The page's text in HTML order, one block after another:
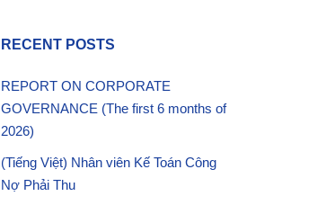
RECENT POSTS
REPORT ON CORPORATE
GOVERNANCE (The first 6 months of
2026)
(Tiếng Việt) Nhân viên Kế Toán Công
Nợ Phải Thu